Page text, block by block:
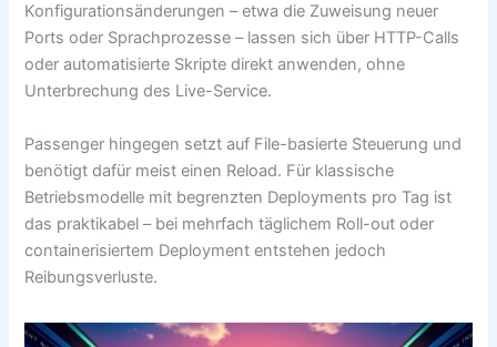
Konfigurationsänderungen – etwa die Zuweisung neuer
Ports oder Sprachprozesse – lassen sich über HTTP-Calls
oder automatisierte Skripte direkt anwenden, ohne
Unterbrechung des Live-Service.
Passenger hingegen setzt auf File-basierte Steuerung und
benötigt dafür meist einen Reload. Für klassische
Betriebsmodelle mit begrenzten Deployments pro Tag ist
das praktikabel – bei mehrfach täglichem Roll-out oder
containerisiertem Deployment entstehen jedoch
Reibungsverluste.